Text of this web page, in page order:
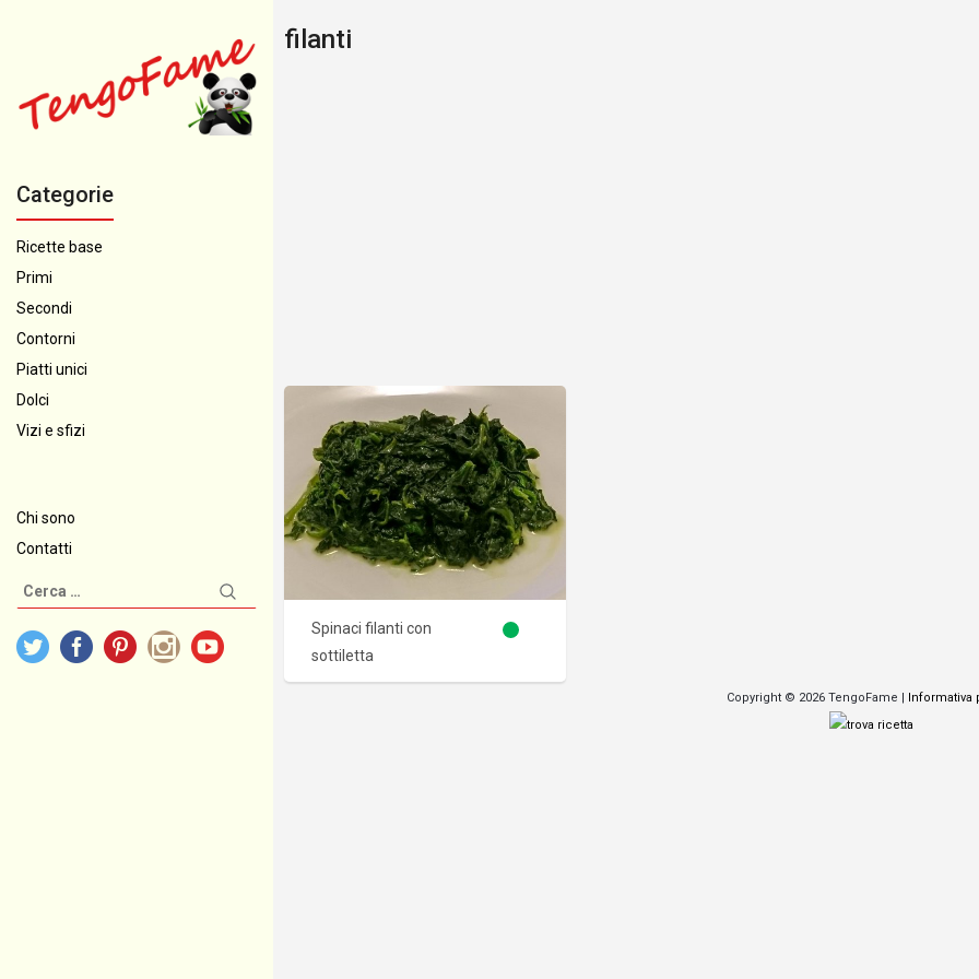
Categorie
Ricette base
Primi
Secondi
Contorni
Piatti unici
Dolci
Vizi e sfizi
Chi sono
Contatti
Ricerca
per:
filanti
Spinaci filanti con
sottiletta
Copyright © 2026 TengoFame | Informativa